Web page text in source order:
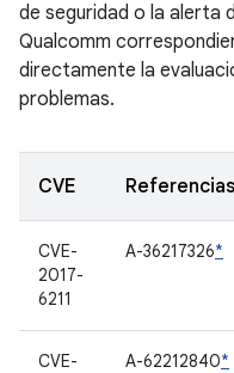
de seguridad o la alerta
Qualcomm
directamente la
problemas.
CVE Referencias
CVE-
2017-
6211
A-36217326*
CVE-
A-62212840*